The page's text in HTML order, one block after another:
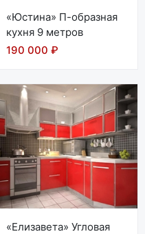
«Юстина» П-образная
кухня 9 метров
190 000 ₽
«Елизавета» Угловая